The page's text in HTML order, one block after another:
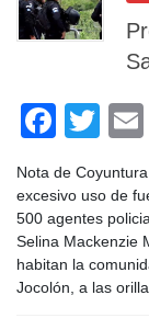
F
a
c
e
b
o
T
tt
er
Nota de
excesivo uso de
500 agentes
Selina Mackenzie
habitan la
Jocolón, a las